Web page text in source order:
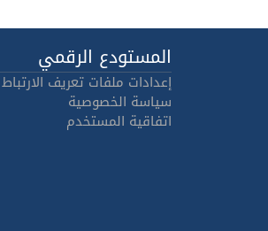
المستودع الرقمي
إعدادات ملفات تعريف الارتباط
سياسة الخصوصية
اتفاقية المستخدم